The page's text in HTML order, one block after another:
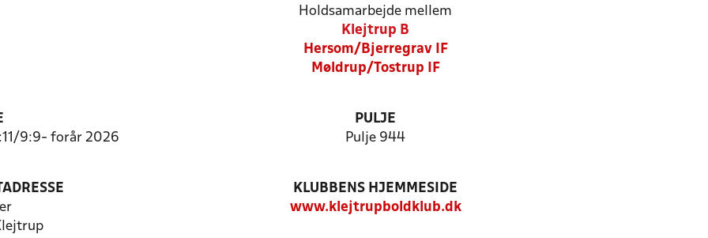
Holdsamarbejde mellem
Klejtrup B
Hersom/Bjerregrav IF
Møldrup/Tostrup IF
9:9- forår 2026
PULJE
Pulje 944
KLUBBENS HJEMMESIDE
www.klejtrupboldklub.dk